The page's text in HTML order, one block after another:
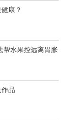
康？
帮水果控远离胃胀
品